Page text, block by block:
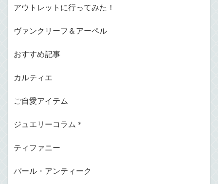
アウトレットに行ってみた！
ヴァンクリーフ＆アーペル
おすすめ記事
カルティエ
ご自愛アイテム
ジュエリーコラム＊
ティファニー
パール・アンティーク